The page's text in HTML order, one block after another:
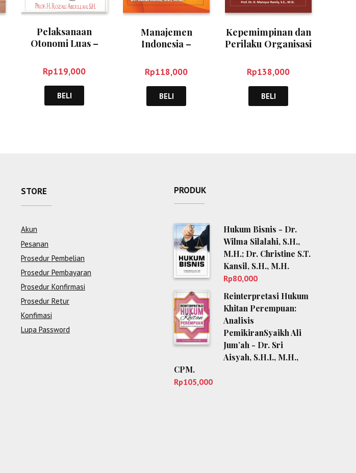
Pelaksanaan
Otonomi Luas –
Rp119,000
BELI
Manajemen
Indonesia –
Rp118,000
BELI
Kepemimpinan dan
Perilaku Organisasi
Rp138,000
BELI
STORE
Akun
Pesanan
Prosedur Pembelian
Prosedur Pembayaran
Prosedur Konfirmasi
Prosedur Retur
Konfimasi
Lupa Password
PRODUK
Hukum Bisnis - Dr.
Wilma Silalahi, S.H.,
M.H.; Dr. Christine S.T.
Kansil, S.H., M.H.
Rp80,000
Reinterpretasi Hukum
Khitan Perempuan:
Analisis
PemikiranSyaikh Ali
Jum’ah - Dr. Sri
Aisyah, S.H.I., M.H.,
CPM.
Rp105,000